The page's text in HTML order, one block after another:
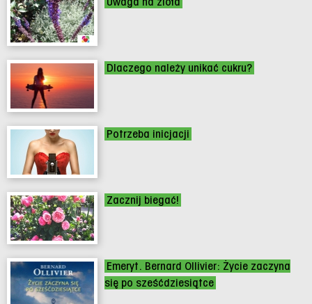
Dlaczego należy unikać cukru?
Potrzeba inicjacji
Zacznij biegać!
Emeryt. Bernard Ollivier: Życie zaczyna
się po sześćdziesiątce